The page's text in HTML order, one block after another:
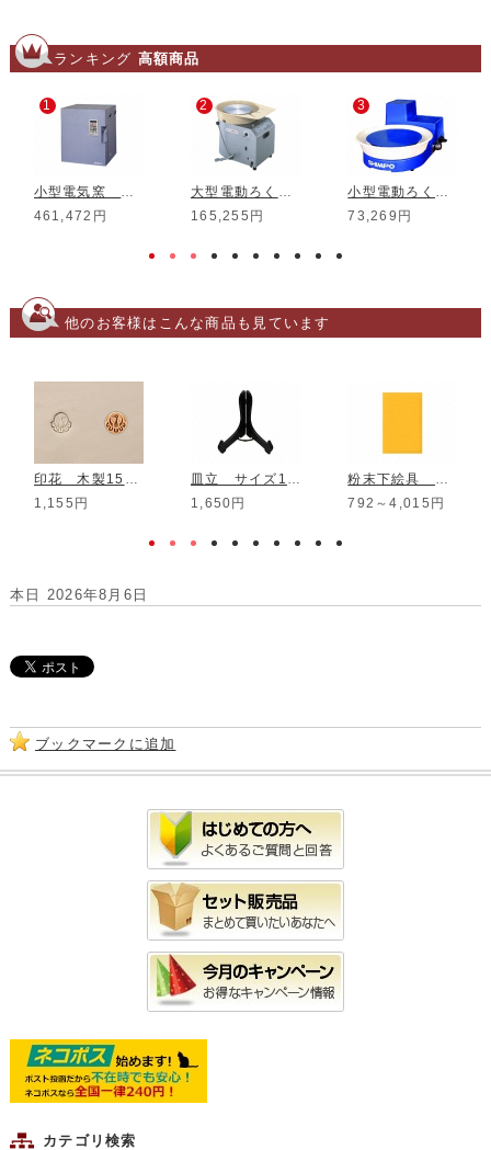
ランキング 高額商品
1
小型電気窯 DMT-01
461,472円
2
大型電動ろくろ RK-3D
165,255円
3
小型電動ろくろ RK-5T
73,269円
他のお客様はこんな商品も見ています
印花 木製15mm SCS-12
1,155円
皿立 サイズ13cm用
1,650円
粉末下絵具 酸化用 橙
792～4,015円
本日 2026年8月6日
ブックマークに追加
カテゴリ検索